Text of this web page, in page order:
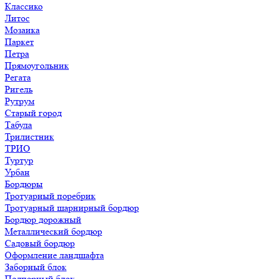
Классико
Литос
Мозаика
Паркет
Петра
Прямоугольник
Регата
Ригель
Рутрум
Старый город
Табула
Трилистник
ТРИО
Туртур
Урбан
Бордюры
Тротуарный поребрик
Тротуарный шарнирный бордюр
Бордюр дорожный
Металлический бордюр
Садовый бордюр
Оформление ландшафта
Заборный блок